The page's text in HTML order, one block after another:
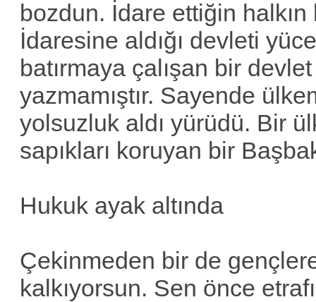
bozdun. İdare ettiğin
İdaresine aldığı devleti
batırmaya çalışan bir
yazmamıştır. Sayende
yolsuzluk aldı yürüdü. Bir
sapıkları koruyan bir
Hukuk ayak altında
Çekinmeden bir de
kalkıyorsun. Sen önce